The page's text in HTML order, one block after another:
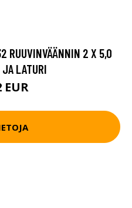
RUUVINVÄÄNNIN 2 X 5,0
LATURI
EUR